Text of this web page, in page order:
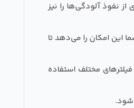
نفوذ آلودگی‌ها را نیز
امکان را می‌دهد تا
مختلف استفاده